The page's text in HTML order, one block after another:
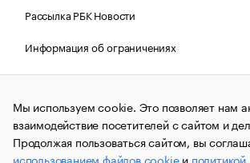
Рассылка РБК Новости
Информация об ограничениях
Правовая информация
О соблюдении
© АО «РОСБИЗНЕСКОНСАЛТИНГ»,
и материалы информационного агентства
(зарегистрировано Федеральной службой по
связи, информационных технологий и
коммуникаций (Роскомнадзор) 09.12.2015 за
Мы используем cookie. Это позволяет нам
взаимодействие посетителей с сайтом и
Продолжая пользоваться сайтом, вы
использованием файлов cookieи политикой